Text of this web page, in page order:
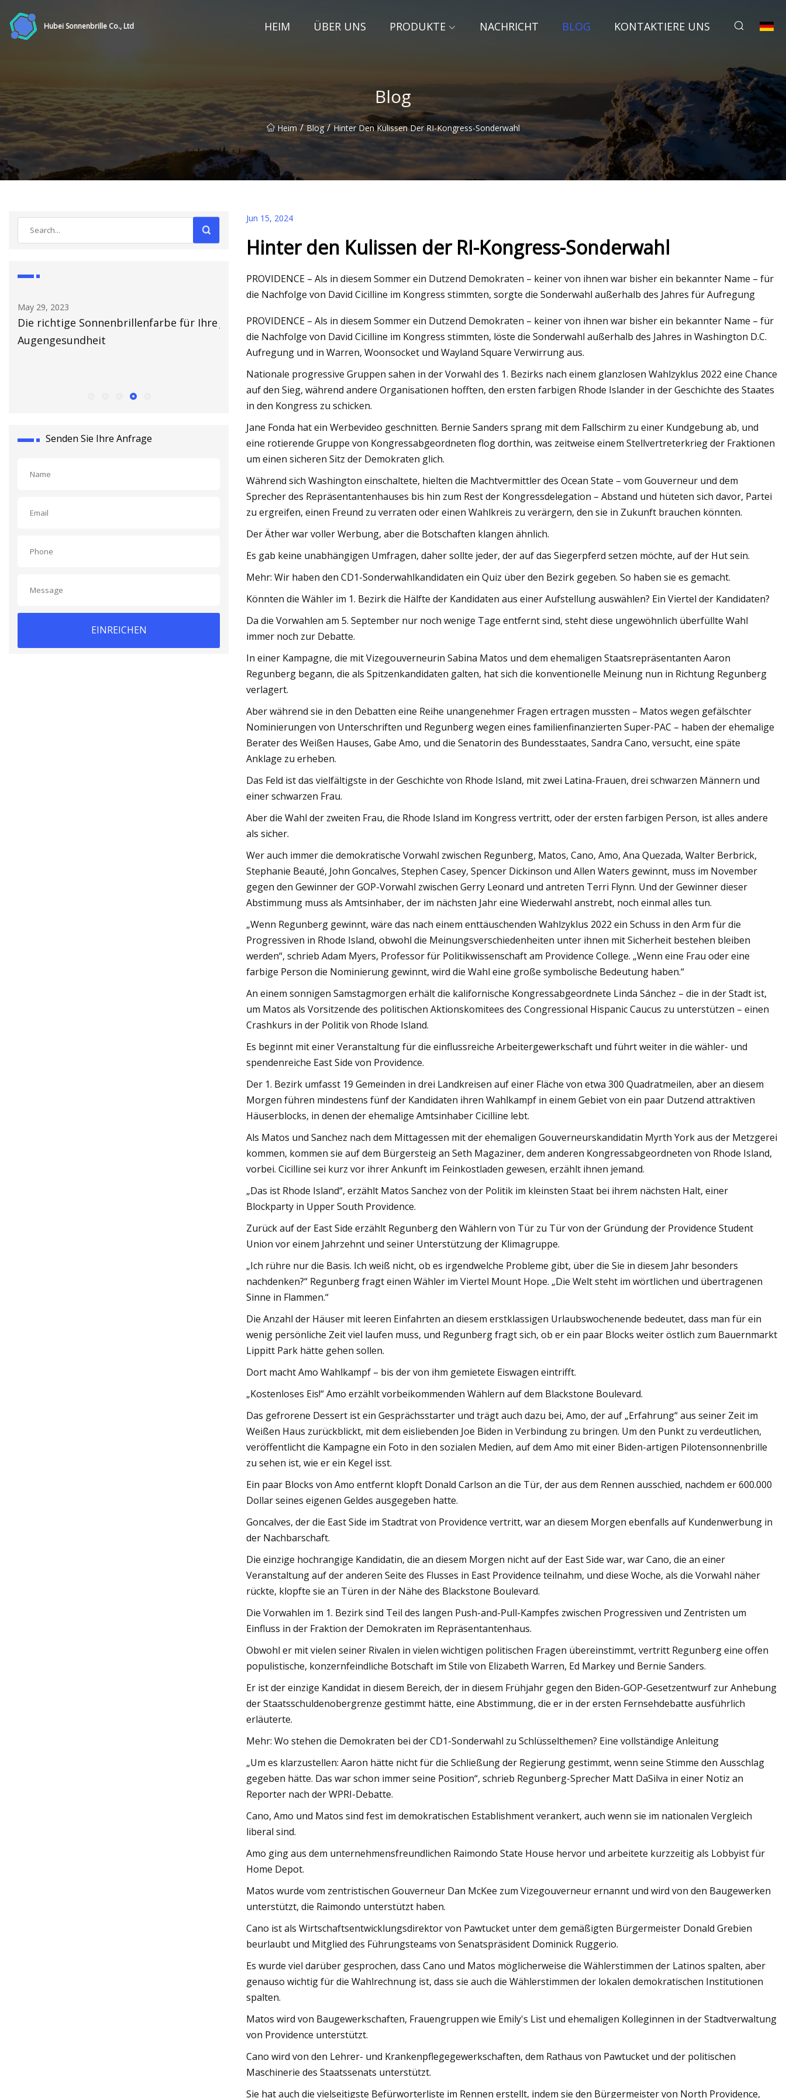
Hubei Sonnenbrille Co., Ltd HEIM ÜBER UNS PRODUKTE NACHRICHT BLOG KONTAKTIERE UNS
Blog
Heim / Blog / Hinter Den Kulissen Der RI-Kongress-Sonderwahl
Ihre
May 30, 2023
Jennifer Lopez entspannt sich im
weißen String-Bikini, während sie für
„Vom Gefängnis zu den Olympischen
Spielen“: Der ehemalige BMX-Profi Tony
Hoffman spricht am 7. September im
UNK
Senden Sie Ihre Anfrage
EINREICHEN
Jun 15, 2024
Hinter den Kulissen der RI-Kongress-Sonderwahl
PROVIDENCE – Als in diesem Sommer ein Dutzend Demokraten – keiner von ihnen war bisher ein bekannter Name – für
die Nachfolge von David Cicilline im Kongress stimmten, sorgte die Sonderwahl außerhalb des Jahres für Aufregung
PROVIDENCE – Als in diesem Sommer ein Dutzend Demokraten – keiner von ihnen war bisher ein bekannter Name – für
die Nachfolge von David Cicilline im Kongress stimmten, löste die Sonderwahl außerhalb des Jahres in Washington D.C.
Aufregung und in Warren, Woonsocket und Wayland Square Verwirrung aus.
Nationale progressive Gruppen sahen in der Vorwahl des 1. Bezirks nach einem glanzlosen Wahlzyklus 2022 eine Chance
auf den Sieg, während andere Organisationen hofften, den ersten farbigen Rhode Islander in der Geschichte des Staates
in den Kongress zu schicken.
Jane Fonda hat ein Werbevideo geschnitten. Bernie Sanders sprang mit dem Fallschirm zu einer Kundgebung ab, und
eine rotierende Gruppe von Kongressabgeordneten flog dorthin, was zeitweise einem Stellvertreterkrieg der Fraktionen
um einen sicheren Sitz der Demokraten glich.
Während sich Washington einschaltete, hielten die Machtvermittler des Ocean State – vom Gouverneur und dem
Sprecher des Repräsentantenhauses bis hin zum Rest der Kongressdelegation – Abstand und hüteten sich davor, Partei
zu ergreifen, einen Freund zu verraten oder einen Wahlkreis zu verärgern, den sie in Zukunft brauchen könnten.
Der Äther war voller Werbung, aber die Botschaften klangen ähnlich.
Es gab keine unabhängigen Umfragen, daher sollte jeder, der auf das Siegerpferd setzen möchte, auf der Hut sein.
Mehr: Wir haben den CD1-Sonderwahlkandidaten ein Quiz über den Bezirk gegeben. So haben sie es gemacht.
Könnten die Wähler im 1. Bezirk die Hälfte der Kandidaten aus einer Aufstellung auswählen? Ein Viertel der Kandidaten?
Da die Vorwahlen am 5. September nur noch wenige Tage entfernt sind, steht diese ungewöhnlich überfüllte Wahl
immer noch zur Debatte.
In einer Kampagne, die mit Vizegouverneurin Sabina Matos und dem ehemaligen Staatsrepräsentanten Aaron
Regunberg begann, die als Spitzenkandidaten galten, hat sich die konventionelle Meinung nun in Richtung Regunberg
verlagert.
Aber während sie in den Debatten eine Reihe unangenehmer Fragen ertragen mussten – Matos wegen gefälschter
Nominierungen von Unterschriften und Regunberg wegen eines familienfinanzierten Super-PAC – haben der ehemalige
Berater des Weißen Hauses, Gabe Amo, und die Senatorin des Bundesstaates, Sandra Cano, versucht, eine späte
Anklage zu erheben.
Das Feld ist das vielfältigste in der Geschichte von Rhode Island, mit zwei Latina-Frauen, drei schwarzen Männern und
einer schwarzen Frau.
Aber die Wahl der zweiten Frau, die Rhode Island im Kongress vertritt, oder der ersten farbigen Person, ist alles andere
als sicher.
Wer auch immer die demokratische Vorwahl zwischen Regunberg, Matos, Cano, Amo, Ana Quezada, Walter Berbrick,
Stephanie Beauté, John Goncalves, Stephen Casey, Spencer Dickinson und Allen Waters gewinnt, muss im November
gegen den Gewinner der GOP-Vorwahl zwischen Gerry Leonard und antreten Terri Flynn. Und der Gewinner dieser
Abstimmung muss als Amtsinhaber, der im nächsten Jahr eine Wiederwahl anstrebt, noch einmal alles tun.
„Wenn Regunberg gewinnt, wäre das nach einem enttäuschenden Wahlzyklus 2022 ein Schuss in den Arm für die
Progressiven in Rhode Island, obwohl die Meinungsverschiedenheiten unter ihnen mit Sicherheit bestehen bleiben
werden“, schrieb Adam Myers, Professor für Politikwissenschaft am Providence College. „Wenn eine Frau oder eine
farbige Person die Nominierung gewinnt, wird die Wahl eine große symbolische Bedeutung haben.“
An einem sonnigen Samstagmorgen erhält die kalifornische Kongressabgeordnete Linda Sánchez – die in der Stadt ist,
um Matos als Vorsitzende des politischen Aktionskomitees des Congressional Hispanic Caucus zu unterstützen – einen
Crashkurs in der Politik von Rhode Island.
Es beginnt mit einer Veranstaltung für die einflussreiche Arbeitergewerkschaft und führt weiter in die wähler- und
spendenreiche East Side von Providence.
Der 1. Bezirk umfasst 19 Gemeinden in drei Landkreisen auf einer Fläche von etwa 300 Quadratmeilen, aber an diesem
Morgen führen mindestens fünf der Kandidaten ihren Wahlkampf in einem Gebiet von ein paar Dutzend attraktiven
Häuserblocks, in denen der ehemalige Amtsinhaber Cicilline lebt.
Als Matos und Sanchez nach dem Mittagessen mit der ehemaligen Gouverneurskandidatin Myrth York aus der Metzgerei
kommen, kommen sie auf dem Bürgersteig an Seth Magaziner, dem anderen Kongressabgeordneten von Rhode Island,
vorbei. Cicilline sei kurz vor ihrer Ankunft im Feinkostladen gewesen, erzählt ihnen jemand.
„Das ist Rhode Island“, erzählt Matos Sanchez von der Politik im kleinsten Staat bei ihrem nächsten Halt, einer
Blockparty in Upper South Providence.
Zurück auf der East Side erzählt Regunberg den Wählern von Tür zu Tür von der Gründung der Providence Student
Union vor einem Jahrzehnt und seiner Unterstützung der Klimagruppe.
„Ich rühre nur die Basis. Ich weiß nicht, ob es irgendwelche Probleme gibt, über die Sie in diesem Jahr besonders
nachdenken?“ Regunberg fragt einen Wähler im Viertel Mount Hope. „Die Welt steht im wörtlichen und übertragenen
Sinne in Flammen.“
Die Anzahl der Häuser mit leeren Einfahrten an diesem erstklassigen Urlaubswochenende bedeutet, dass man für ein
wenig persönliche Zeit viel laufen muss, und Regunberg fragt sich, ob er ein paar Blocks weiter östlich zum Bauernmarkt
Lippitt Park hätte gehen sollen.
Dort macht Amo Wahlkampf – bis der von ihm gemietete Eiswagen eintrifft.
„Kostenloses Eis!“ Amo erzählt vorbeikommenden Wählern auf dem Blackstone Boulevard.
Das gefrorene Dessert ist ein Gesprächsstarter und trägt auch dazu bei, Amo, der auf „Erfahrung“ aus seiner Zeit im
Weißen Haus zurückblickt, mit dem eisliebenden Joe Biden in Verbindung zu bringen. Um den Punkt zu verdeutlichen,
veröffentlicht die Kampagne ein Foto in den sozialen Medien, auf dem Amo mit einer Biden-artigen Pilotensonnenbrille
zu sehen ist, wie er ein Kegel isst.
Ein paar Blocks von Amo entfernt klopft Donald Carlson an die Tür, der aus dem Rennen ausschied, nachdem er 600.000
Dollar seines eigenen Geldes ausgegeben hatte.
Goncalves, der die East Side im Stadtrat von Providence vertritt, war an diesem Morgen ebenfalls auf Kundenwerbung in
der Nachbarschaft.
Die einzige hochrangige Kandidatin, die an diesem Morgen nicht auf der East Side war, war Cano, die an einer
Veranstaltung auf der anderen Seite des Flusses in East Providence teilnahm, und diese Woche, als die Vorwahl näher
rückte, klopfte sie an Türen in der Nähe des Blackstone Boulevard.
Die Vorwahlen im 1. Bezirk sind Teil des langen Push-and-Pull-Kampfes zwischen Progressiven und Zentristen um
Einfluss in der Fraktion der Demokraten im Repräsentantenhaus.
Obwohl er mit vielen seiner Rivalen in vielen wichtigen politischen Fragen übereinstimmt, vertritt Regunberg eine offen
populistische, konzernfeindliche Botschaft im Stile von Elizabeth Warren, Ed Markey und Bernie Sanders.
Er ist der einzige Kandidat in diesem Bereich, der in diesem Frühjahr gegen den Biden-GOP-Gesetzentwurf zur Anhebung
der Staatsschuldenobergrenze gestimmt hätte, eine Abstimmung, die er in der ersten Fernsehdebatte ausführlich
erläuterte.
Mehr: Wo stehen die Demokraten bei der CD1-Sonderwahl zu Schlüsselthemen? Eine vollständige Anleitung
„Um es klarzustellen: Aaron hätte nicht für die Schließung der Regierung gestimmt, wenn seine Stimme den Ausschlag
gegeben hätte. Das war schon immer seine Position“, schrieb Regunberg-Sprecher Matt DaSilva in einer Notiz an
Reporter nach der WPRI-Debatte.
Cano, Amo und Matos sind fest im demokratischen Establishment verankert, auch wenn sie im nationalen Vergleich
liberal sind.
Amo ging aus dem unternehmensfreundlichen Raimondo State House hervor und arbeitete kurzzeitig als Lobbyist für
Home Depot.
Matos wurde vom zentristischen Gouverneur Dan McKee zum Vizegouverneur ernannt und wird von den Baugewerken
unterstützt, die Raimondo unterstützt haben.
Cano ist als Wirtschaftsentwicklungsdirektor von Pawtucket unter dem gemäßigten Bürgermeister Donald Grebien
beurlaubt und Mitglied des Führungsteams von Senatspräsident Dominick Ruggerio.
Es wurde viel darüber gesprochen, dass Cano und Matos möglicherweise die Wählerstimmen der Latinos spalten, aber
genauso wichtig für die Wahlrechnung ist, dass sie auch die Wählerstimmen der lokalen demokratischen Institutionen
spalten.
Matos wird von Baugewerkschaften, Frauengruppen wie Emily's List und ehemaligen Kolleginnen in der Stadtverwaltung
von Providence unterstützt.
Cano wird von den Lehrer- und Krankenpflegegewerkschaften, dem Rathaus von Pawtucket und der politischen
Maschinerie des Staatssenats unterstützt.
Sie hat auch die vielseitigste Befürworterliste im Rennen erstellt, indem sie den Bürgermeister von North Providence,